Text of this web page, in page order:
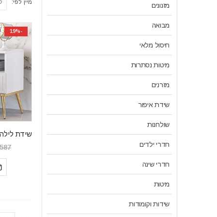
מיין לפי:
-19%
מזנונים
מבואה
חיסול מלאי
מיטות נסתרות
מזרנים
שידת איפור
שולחנות
חדרי ילדים
חדרי שינה
מיטות
שידות וקומודות